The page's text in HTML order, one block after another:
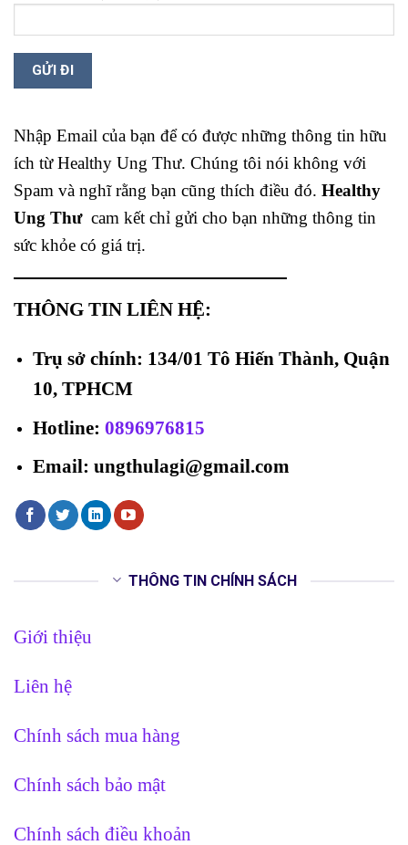
Nhập Email của bạn để có được những thông tin hữu
ích từ Healthy Ung Thư. Chúng tôi nói không với
Spam và nghĩ rằng bạn cũng thích điều đó. Healthy
Ung Thư cam kết chỉ gửi cho bạn những thông tin
sức khỏe có giá trị.
THÔNG TIN LIÊN HỆ:
Trụ sở chính: 134/01 Tô Hiến Thành, Quận
10, TPHCM
Hotline: 0896976815
Email: ungthulagi@gmail.com
THÔNG TIN CHÍNH SÁCH
Giới thiệu
Liên hệ
Chính sách mua hàng
Chính sách bảo mật
Chính sách điều khoản